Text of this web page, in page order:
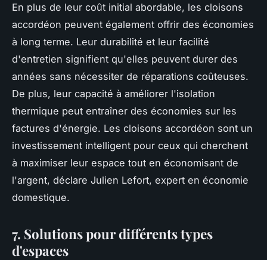
En plus de leur coût initial abordable, les cloisons
accordéon peuvent également offrir des économies
à long terme. Leur durabilité et leur facilité
d'entretien signifient qu'elles peuvent durer des
années sans nécessiter de réparations coûteuses.
De plus, leur capacité à améliorer l'isolation
thermique peut entraîner des économies sur les
factures d'énergie. Les cloisons accordéon sont un
investissement intelligent pour ceux qui cherchent
à maximiser leur espace tout en économisant de
l'argent, déclare Julien Lefort, expert en économie
domestique.
7. Solutions pour différents types
d'espaces